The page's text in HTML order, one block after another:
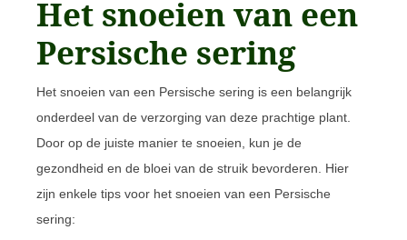
Het snoeien van een
Persische sering
Het snoeien van een Persische sering is een belangrijk
onderdeel van de verzorging van deze prachtige plant.
Door op de juiste manier te snoeien, kun je de
gezondheid en de bloei van de struik bevorderen. Hier
zijn enkele tips voor het snoeien van een Persische
sering: